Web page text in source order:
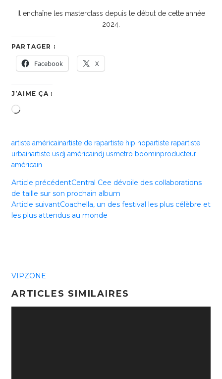
Il enchaîne les masterclass depuis le début de cette année
2024.
PARTAGER :
Facebook X
J’AIME ÇA :
Chargement…
artiste américainartiste de rapartiste hip hopartiste rapartiste
urbainartiste usdj américaindj usmetro boominproducteur
américain
Article précédentCentral Cee dévoile des collaborations
de taille sur son prochain album
Article suivantCoachella, un des festival les plus célèbre et
les plus attendus au monde
VIPZONE
ARTICLES SIMILAIRES